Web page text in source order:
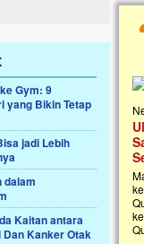
Gym: 9
yang Bikin Tetap
jadi Lebih
dalam
Kaitan antara
Dan Kanker Otak
PDUI Kota Bekasi
dan Tebar
Negeri
memperkuat jaringan
dengan Wakaf Al-
untuk menjadi bagian dari
harta dengan wakaf Al-